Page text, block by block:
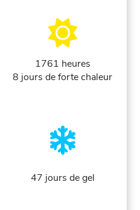
1761 heures
8 jours de forte chaleur
47 jours de gel